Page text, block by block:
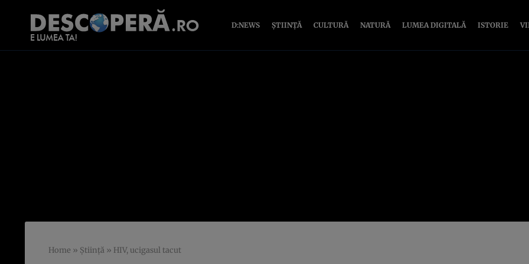
D:NEWS ȘTIINȚĂ CULTURĂ NATURĂ LUMEA DIGITALĂ ISTORIE
Home » Știință » HIV, ucigasul tacut